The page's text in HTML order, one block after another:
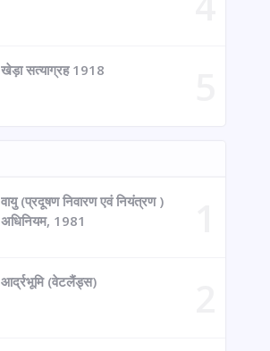
खेड़ा सत्याग्रह 1918
वायु (प्रदूषण निवारण एवं नियंत्रण )
अधिनियम, 1981
आर्द्रभूमि (वेटलैंड्स)